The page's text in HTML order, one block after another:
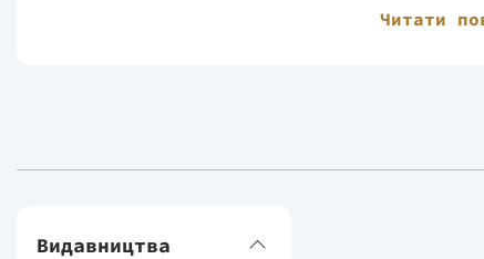
сервіс з
Читати
Видавництва